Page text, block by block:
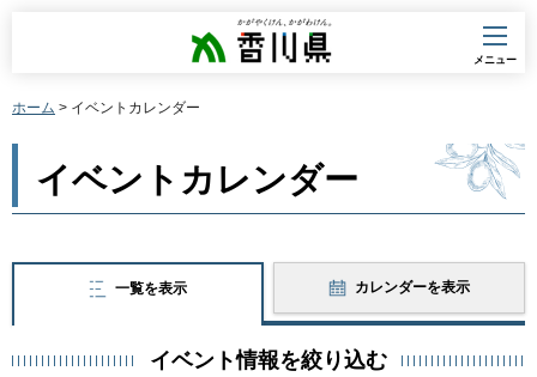
香川県
メニュー
ホーム > イベントカレンダー
イベントカレンダー
一覧を表示 カレンダーを表示
イベント情報を絞り込む